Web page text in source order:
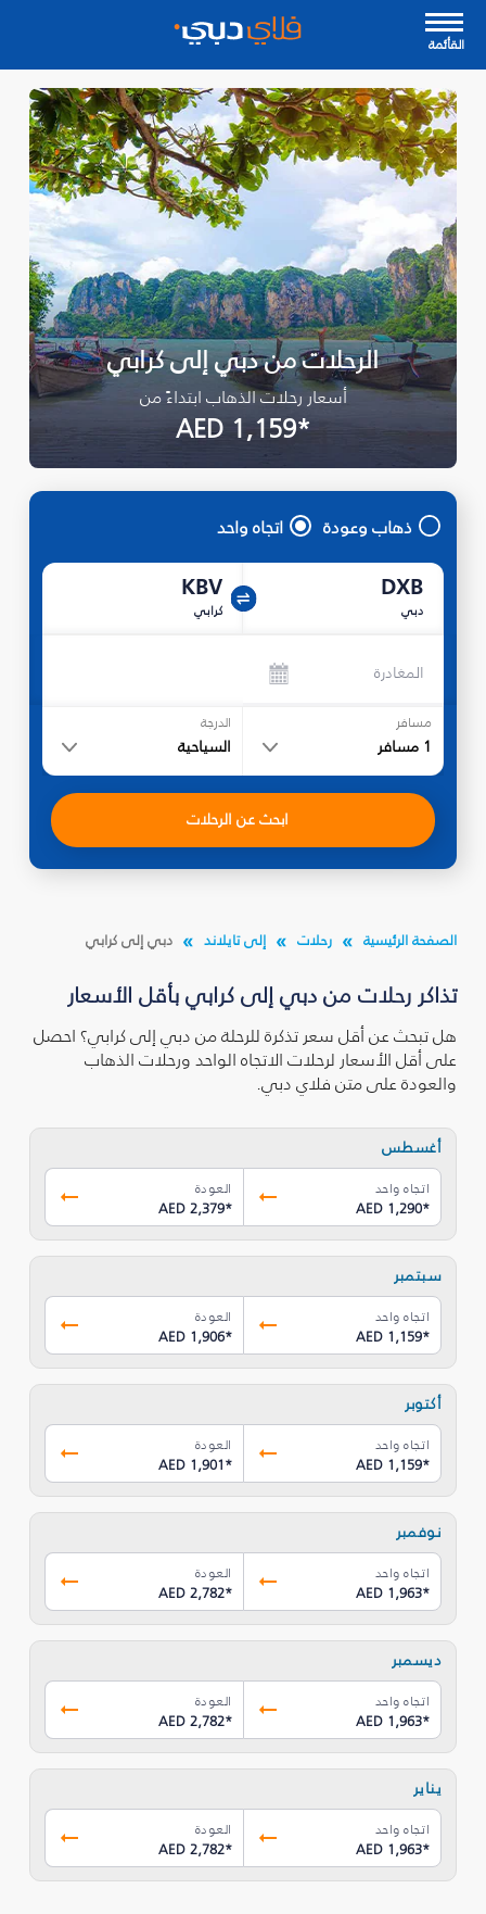
القأئمة
الرحلات من دبي إلى كرابي
أسعار رحلات الذهاب ابتداءً من
*AED 1,159
ذهاب وعودة اتجاه واحد
DXB
دبي
KBV
كرابي
المغادرة
مسافر
1 مسافر
الدرجة
السياحية
ابحث عن الرحلات
الصفحة الرئيسية رحلات إلى تايلاند دبي إلى كرابي
تذاكر رحلات من دبي إلى كرابي بأقل الأسعار
هل تبحث عن أقل سعر تذكرة للرحلة من دبي إلى كرابي؟ احصل
على أقل الأسعار لرحلات الاتجاه الواحد ورحلات الذهاب
والعودة على متن فلاي دبي.
أغسطس
اتجاه واحد
AED 1,290*
العودة
AED 2,379*
سبتمبر
اتجاه واحد
AED 1,159*
العودة
AED 1,906*
أكتوبر
اتجاه واحد
AED 1,159*
العودة
AED 1,901*
نوفمبر
اتجاه واحد
AED 1,963*
العودة
AED 2,782*
ديسمبر
اتجاه واحد
AED 1,963*
العودة
AED 2,782*
يناير
اتجاه واحد
AED 1,963*
العودة
AED 2,782*